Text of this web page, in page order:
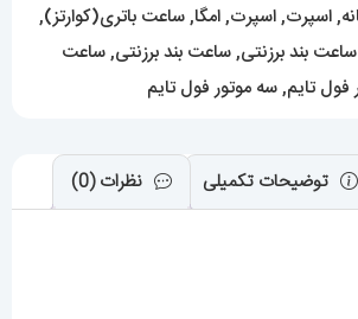
,اسپرت,اسپرت,امگا,ساعت باتری(کوارتز),
ساعت بند برزنتی,ساعت بند برزنتی,ساعت
فول تایم,سه موتور فول تایم
توضیحات تکمیلی نظرات (0)